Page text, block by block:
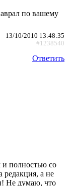
по вашему
13/10/2010 13:48:35
#1238540
Ответить
и полностью со
редакция, а не
Не думаю, что